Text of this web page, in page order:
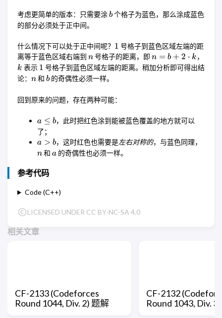
考虑更简单的版本：只需要涂b
b个格子为蓝色，那么涂成蓝色
的部分必须处于正中间。
什么情况下可以处于正中间呢？ 1
1 号格子到蓝色区域左端的距
离等于蓝色区域右端到 n
n号格子的距离，即 n = b
+ 2
n = b + 2 ⋅ k，
k 表示 1
1 号格子到蓝色区域左端的距离。稍加分析即可得出结
论： n
n和 b
b的奇偶性必须一样。
回到原来的问题，存在两种可能：
a
\leq
b
a ≤ b，此时把红色涂到能被蓝色覆盖的地方就可以
了；
a
>
a > b，这时红色也需要是左右对称的，与蓝色同理，
n和 a
a 的奇偶性也必须一样。
参考代码
Code (C++)
LICENSED UNDER CC BY-NC-SA 4.0
相关文章
CF-2133 (Codeforces
Round 1044, Div. 2) 题解
CF-2132
Round 1043, Div.